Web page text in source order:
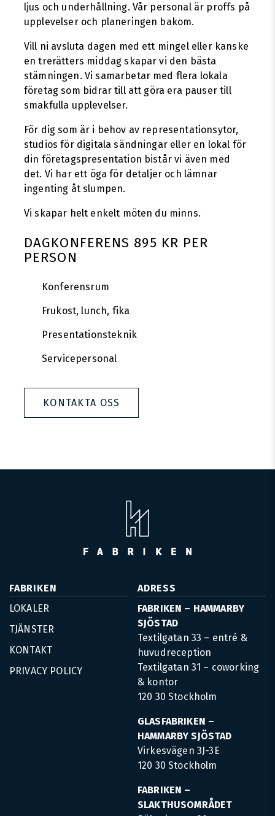
ljus och underhållning. Vår personal är proffs på
upplevelser och planeringen bakom.
Vill ni avsluta dagen med ett mingel eller kanske
en trerätters middag skapar vi den bästa
stämningen. Vi samarbetar med flera lokala
företag som bidrar till att göra era pauser till
smakfulla upplevelser.
För dig som är i behov av representationsytor,
studios för digitala sändningar eller en lokal för
din företagspresentation bistår vi även med
det. Vi har ett öga för detaljer och lämnar
ingenting åt slumpen.
Vi skapar helt enkelt möten du minns.
DAGKONFERENS 895 KR PER
PERSON
Konferensrum
Frukost, lunch, fika
Presentationsteknik
Servicepersonal
KONTAKTA OSS
FABRIKEN
LOKALER
TJÄNSTER
KONTAKT
PRIVACY POLICY
ADRESS
FABRIKEN – HAMMARBY
SJÖSTAD
Textilgatan 33 – entré &
huvudreception
Textilgatan 31 – coworking
& kontor
120 30 Stockholm
GLASFABRIKEN –
HAMMARBY SJÖSTAD
Virkesvägen 3J-3E
120 30 Stockholm
FABRIKEN –
SLAKTHUSOMRÅDET